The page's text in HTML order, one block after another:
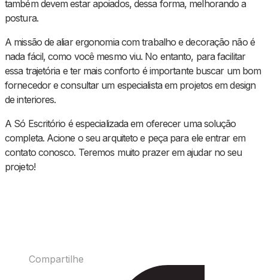
também devem estar apoiados, dessa forma, melhorando a
postura.
A missão de aliar ergonomia com trabalho e decoração não é
nada fácil, como você mesmo viu. No entanto, para facilitar
essa trajetória e ter mais conforto é importante buscar um bom
fornecedor e consultar um especialista em projetos em design
de interiores.
A Só Escritório é especializada em oferecer uma solução
completa. Acione o seu arquiteto e peça para ele entrar em
contato conosco. Teremos muito prazer em ajudar no seu
projeto!
Compartilhe